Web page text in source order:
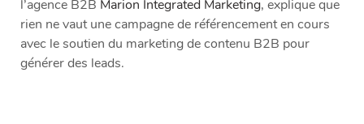
l’agence B2B Marion Integrated Marketing, explique que
rien ne vaut une campagne de référencement en cours
avec le soutien du marketing de contenu B2B pour
générer des leads.